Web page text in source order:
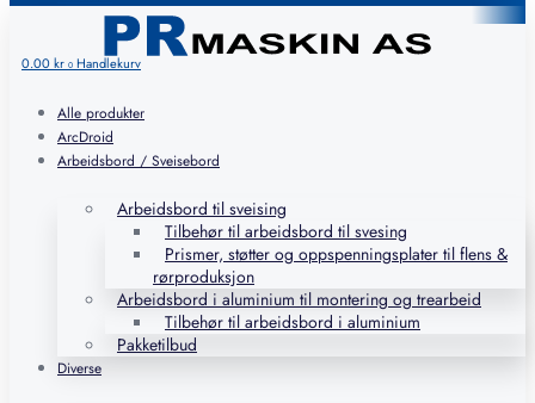
0.00kr 0 Handlekurv
Alle produkter
ArcDroid
Arbeidsbord / Sveisebord
Arbeidsbord til sveising
Tilbehør til arbeidsbord til svesing
Prismer, støtter og oppspenningsplater til flens &
rørproduksjon
Arbeidsbord i aluminium til montering og trearbeid
Tilbehør til arbeidsbord i aluminium
Pakketilbud
Diverse